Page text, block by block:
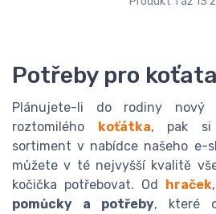
Potřeby pro koťata
Plánujete-li do rodiny nový
roztomilého koťátka, pak si
sortiment v nabídce našeho e-
můžete v té nejvyšší kvalitě
kočička potřebovat. Od hraček
pomůcky a potřeby, které